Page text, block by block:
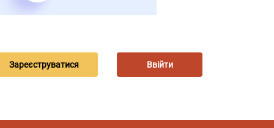
Зареєструватися Ввійти